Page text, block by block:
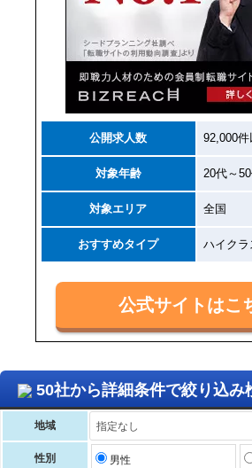
公開求人数 92,000件
対象年齢 20代～
対象エリア 全国
おすすめタイプ ハイクラ
公式サイトはこ
50社から詳細条件で絞り込み
地域
性別 男性